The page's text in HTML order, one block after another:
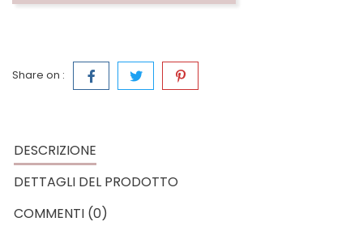
Share on :
DESCRIZIONE
DETTAGLI DEL PRODOTTO
COMMENTI (0)